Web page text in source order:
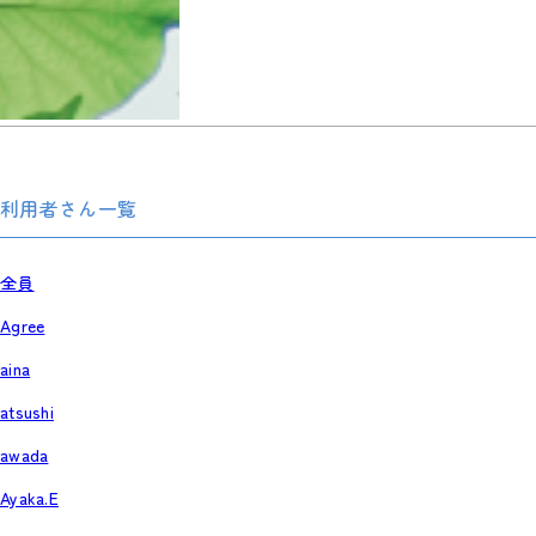
利用者さん一覧
全員
Agree
aina
atsushi
awada
Ayaka.E